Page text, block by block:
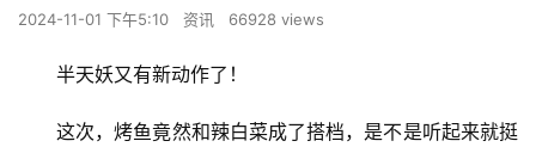
2024-11-01 下午5:10 资讯 66928 views
半天妖又有新动作了！
这次，烤鱼竟然和辣白菜成了搭档，是不是听起来就挺